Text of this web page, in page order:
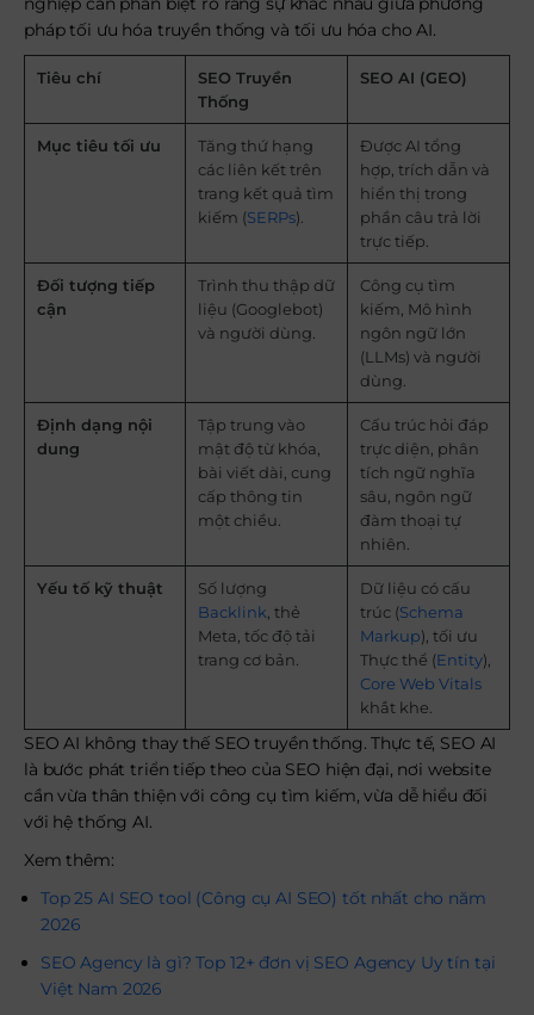
pháp tối ưu hóa truyền thống và tối ưu hóa cho AI.
Tiêu chí
SEO Truyền
Thống
SEO AI (GEO)
Mục tiêu tối ưu
Tăng thứ hạng
các liên kết trên
trang kết quả tìm
kiếm (SERPs).
Được AI tổng
hợp, trích dẫn và
hiển thị trong
phần câu trả lời
trực tiếp.
Đối tượng tiếp
cận
Trình thu thập dữ
liệu (Googlebot)
và người dùng.
Công cụ tìm
kiếm, Mô hình
ngôn ngữ lớn
(LLMs) và người
dùng.
Định dạng nội
dung
Tập trung vào
mật độ từ khóa,
bài viết dài, cung
cấp thông tin
một chiều.
Cấu trúc hỏi đáp
trực diện, phân
tích ngữ nghĩa
sâu, ngôn ngữ
đàm thoại tự
nhiên.
Yếu tố kỹ thuật
Số lượng
Backlink , thẻ
Meta, tốc độ tải
trang cơ bản.
Dữ liệu có cấu
trúc (Schema
Markup), tối ưu
Thực thể (Entity),
Core Web Vitals
khắt khe.
SEO AI không thay thế SEO truyền thống. Thực tế, SEO AI
là bước phát triển tiếp theo của SEO hiện đại, nơi website
cần vừa thân thiện với công cụ tìm kiếm, vừa dễ hiểu đối
với hệ thống AI.
Xem thêm:
Top 25 AI SEO tool (Công cụ AI SEO) tốt nhất cho năm
2026
SEO Agency là gì? Top 12+ đơn vị SEO Agency Uy tín tại
Việt Nam 2026